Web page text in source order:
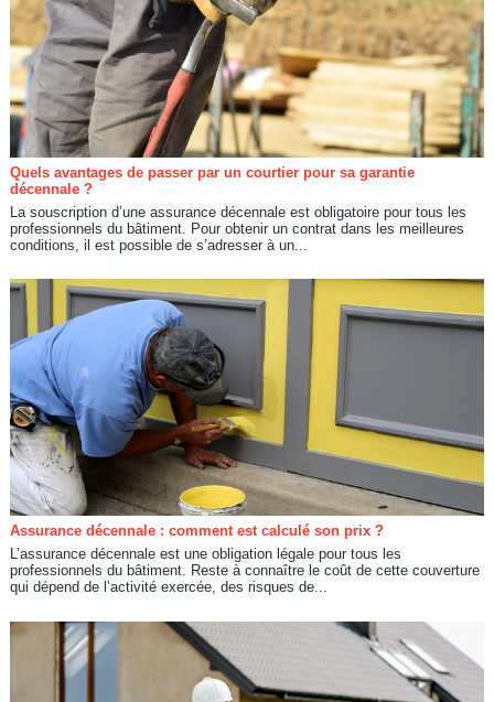
Quels avantages de passer par un courtier pour sa garantie
décennale ?
La souscription d’une assurance décennale est obligatoire pour tous les
professionnels du bâtiment. Pour obtenir un contrat dans les meilleures
conditions, il est possible de s’adresser à un...
Assurance décennale : comment est calculé son prix ?
L’assurance décennale est une obligation légale pour tous les
professionnels du bâtiment. Reste à connaître le coût de cette couverture
qui dépend de l’activité exercée, des risques de...